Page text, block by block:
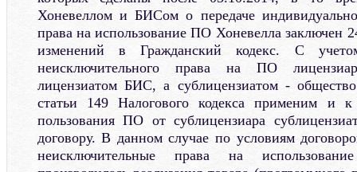
Хоневеллом и БИСом о передаче
права на использование ПО Хоневелла заключен
изменений в Гражданский кодекс. С
неисключительного права на ПО
лицензиатом БИС, а сублицензиатом -
статьи 149 Налогового кодекса применим и
пользования ПО от сублицензиара
договору. В данном случае по условиям
неисключительные права на